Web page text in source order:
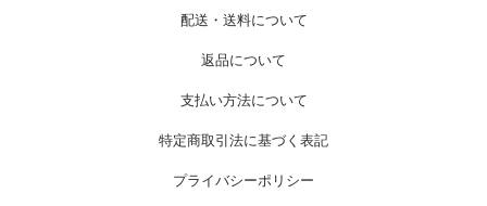
配送・送料について
返品について
支払い方法について
特定商取引法に基づく表記
プライバシーポリシー